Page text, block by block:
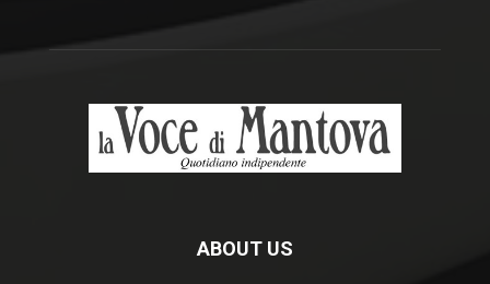
ABOUT US